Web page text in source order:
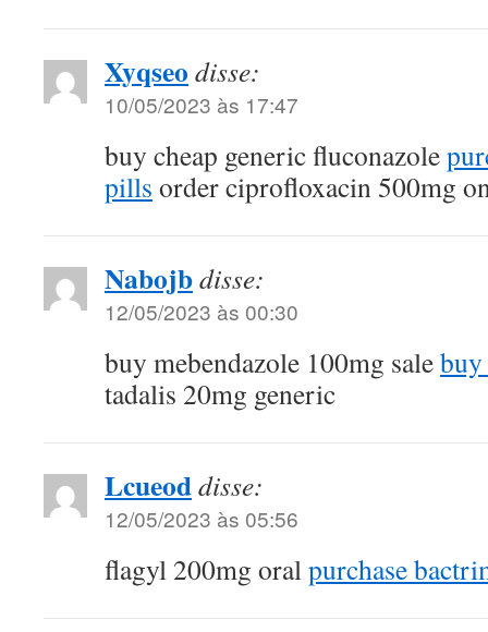
Xyqseo disse:
10/05/2023 às 17:47
buy cheap generic fluconazole
pills order ciprofloxacin 500mg
Nabojbdisse:
12/05/2023 às 00:30
buy mebendazole 100mg sale
tadalis 20mg generic
Lcueoddisse:
12/05/2023 às 05:56
flagyl 200mg oralpurchase